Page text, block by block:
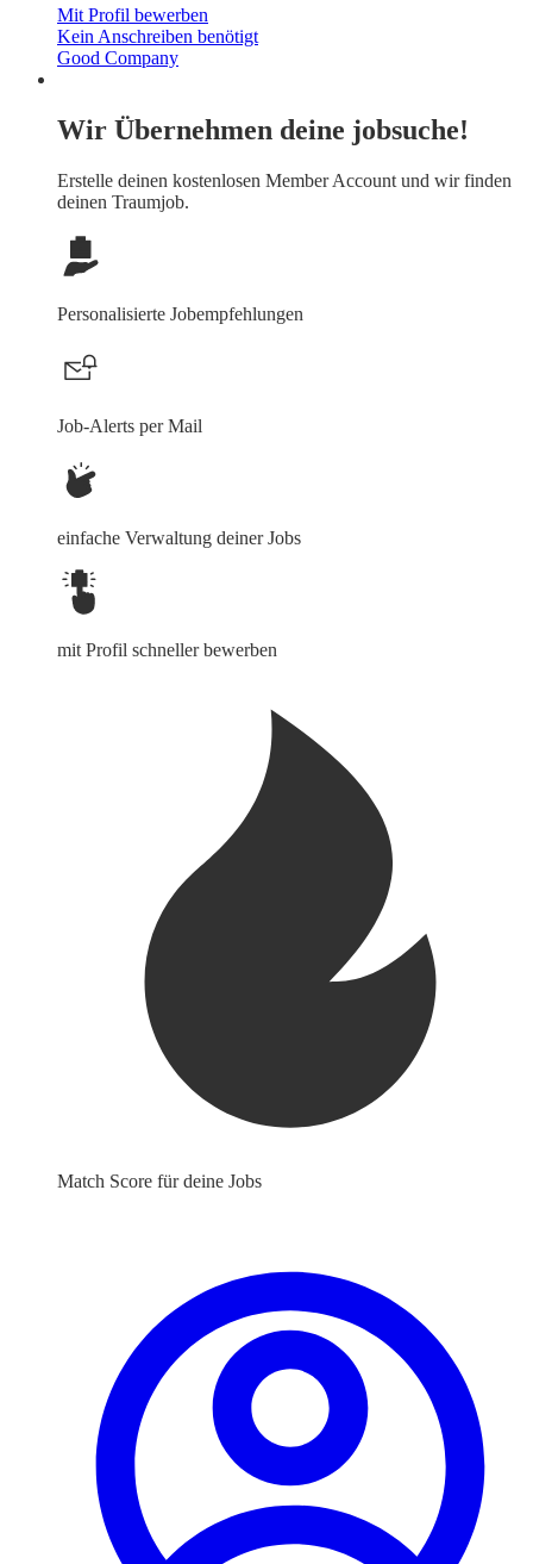
Mit Profil bewerben
Kein Anschreiben benötigt
Good Company
Wir Übernehmen deine jobsuche!
Erstelle deinen kostenlosen Member Account und wir finden
deinen Traumjob.
Personalisierte Jobempfehlungen
Job-Alerts per Mail
einfache Verwaltung deiner Jobs
mit Profil schneller bewerben
Match Score für deine Jobs